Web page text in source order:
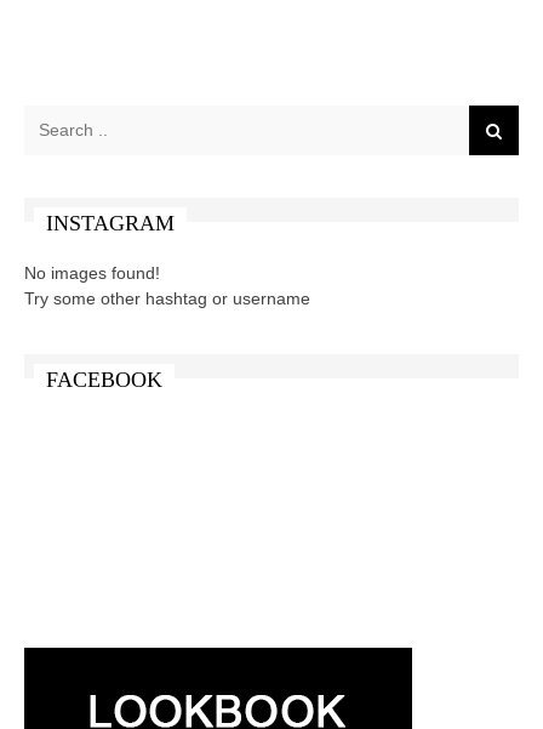
INSTAGRAM
No images found!
Try some other hashtag or username
FACEBOOK